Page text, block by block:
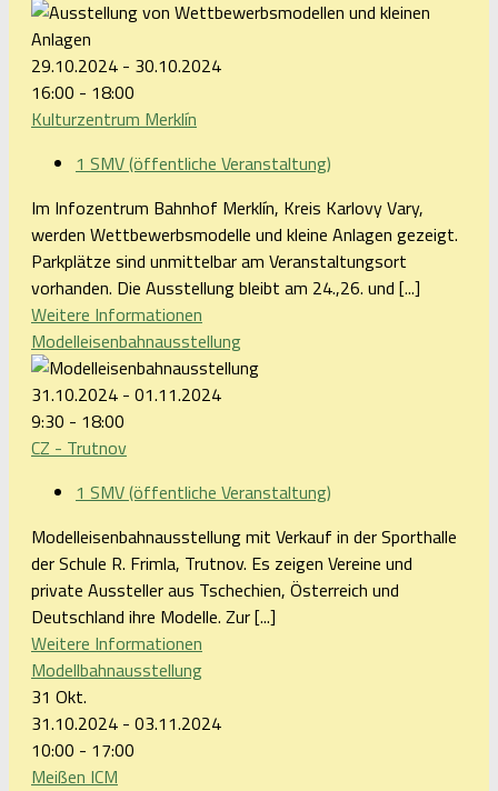
29.10.2024 - 30.10.2024
16:00 - 18:00
Kulturzentrum Merklín
1 SMV (öffentliche Veranstaltung)
Im Infozentrum Bahnhof Merklín, Kreis Karlovy Vary,
werden Wettbewerbsmodelle und kleine Anlagen gezeigt.
Parkplätze sind unmittelbar am Veranstaltungsort
vorhanden. Die Ausstellung bleibt am 24.,26. und [...]
Weitere Informationen
Modelleisenbahnausstellung
31.10.2024 - 01.11.2024
9:30 - 18:00
CZ - Trutnov
1 SMV (öffentliche Veranstaltung)
Modelleisenbahnausstellung mit Verkauf in der Sporthalle
der Schule R. Frimla, Trutnov. Es zeigen Vereine und
private Aussteller aus Tschechien, Österreich und
Deutschland ihre Modelle. Zur [...]
Weitere Informationen
Modellbahnausstellung
31 Okt.
31.10.2024 - 03.11.2024
10:00 - 17:00
Meißen ICM